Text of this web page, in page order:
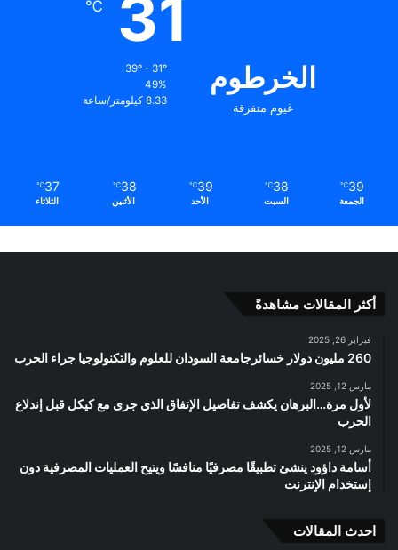
الخرطوم
غيوم متفرقة
31
℃
39º - 31º
49%
8.33 كيلومتر/ساعة
39
℃
الجمعة
38
℃
السبت
39
℃
الأحد
38
℃
الأثنين
37
℃
الثلاثاء
أكثر المقالات مشاهدةً
فبراير 26, 2025
260 مليون دولار خسائرجامعة السودان للعلوم والتكنولوجيا جراء الحرب
مارس 12, 2025
لأول مرة…البرهان يكشف تفاصيل الإتفاق الذي جرى مع كيكل قبل إندلاع
الحرب
مارس 12, 2025
أسامة داؤود ينشئ تطبيقًا مصرفيًا منافسًا ويتيح العمليات المصرفية دون
إستخدام الإنترنت
احدث المقالات